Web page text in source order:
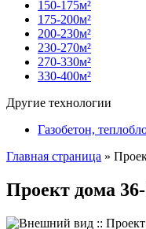
150-175м²
175-200м²
200-230м²
230-270м²
270-330м²
330-400м²
Другие технологии
Газобетон,
Главная страница »
Проект дома